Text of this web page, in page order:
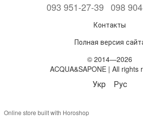
093 951-27-39 098
Контакты
Полная версия
© 2014—2026
ACQUA&SAPONE | All rights
Укр Рус
Online store built with Horoshop